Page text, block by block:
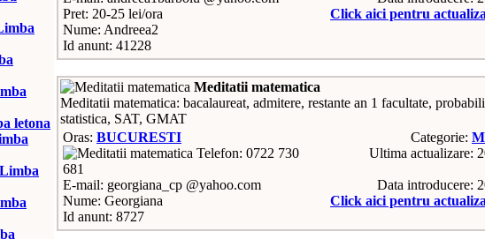
letona
Limba
Pret: 20-25 lei/ora
Nume: Andreea2
Id anunt: 41228
Click aici pentru
Meditatii matematica
Meditatii matematica: bacalaureat, admitere, restante an 1 facultate,
statistica, SAT, GMAT
Oras: BUCURESTI
Telefon: 0722 730
681
E-mail: georgiana_cp @yahoo.com
Nume: Georgiana
Id anunt: 8727
Categorie:
Ultima actualizare:
Data introducere:
Click aici pentru